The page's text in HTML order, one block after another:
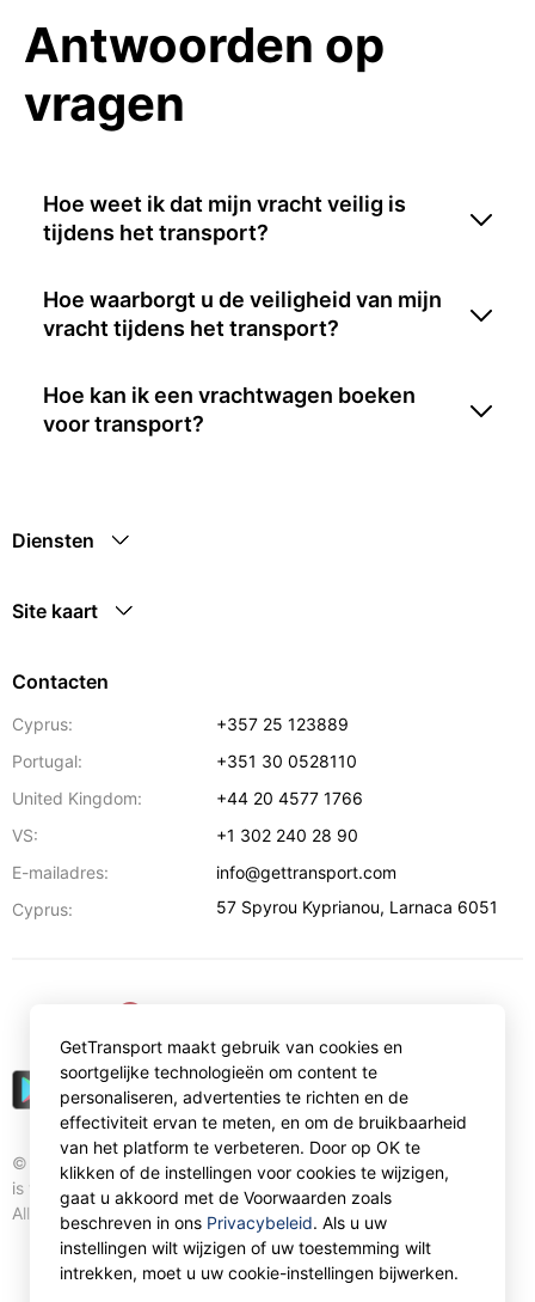
Antwoorden op
vragen
Hoe weet ik dat mijn vracht veilig is
tijdens het transport?
Hoe waarborgt u de veiligheid van mijn
vracht tijdens het transport?
Hoe kan ik een vrachtwagen boeken
voor transport?
Diensten
Site kaart
Contacten
Cyprus:
+357 25 123889
Portugal:
+351 30 0528110
United Kingdom:
+44 20 4577 1766
VS:
+1 302 240 28 90
E-mailadres:
info@gettransport.com
Cyprus:
57 Spyrou Kyprianou, Larnaca 6051
© Gettransport International Limited. GetTransport®
is trademark of Gettransport International Limited.
All rights reserved.
GetTransport maakt gebruik van cookies en
soortgelijke technologieën om content te
personaliseren, advertenties te richten en de
effectiviteit ervan te meten, en om de bruikbaarheid
van het platform te verbeteren. Door op OK te
klikken of de instellingen voor cookies te wijzigen,
gaat u akkoord met de Voorwaarden zoals
beschreven in ons Privacybeleid. Als u uw
instellingen wilt wijzigen of uw toestemming wilt
intrekken, moet u uw cookie-instellingen bijwerken.